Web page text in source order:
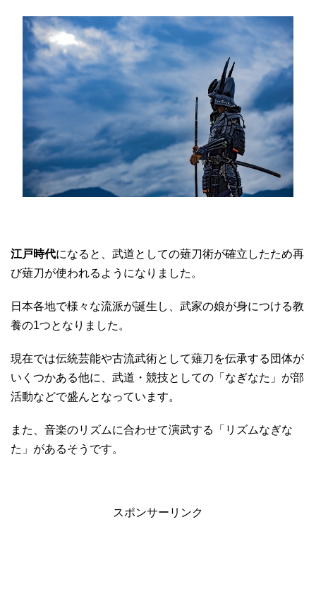
江戸時代になると、武道としての薙刀術が確立したため再
び薙刀が使われるようになりました。
日本各地で様々な流派が誕生し、武家の娘が身につける教
養の1つとなりました。
現在では伝統芸能や古流武術として薙刀を伝承する団体が
いくつかある他に、武道・競技としての「なぎなた」が部
活動などで盛んとなっています。
また、音楽のリズムに合わせて演武する「リズムなぎな
た」があるそうです。
スポンサーリンク